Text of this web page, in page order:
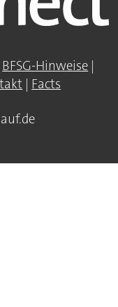
BFSG-Hinweise |
| Facts